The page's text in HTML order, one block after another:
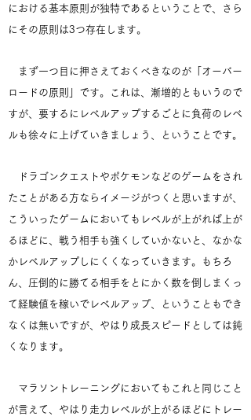
における基本原則が独特であるということで、さら
にその原則は3つ存在します。
まず一つ目に押さえておくべきなのが「オーバー
ロードの原則」です。これは、漸増的ともいうので
すが、要するにレベルアップするごとに負荷のレベ
ルも徐々に上げていきましょう、ということです。
ドラゴンクエストやポケモンなどのゲームをされ
たことがある方ならイメージがつくと思いますが、
こういったゲームにおいてもレベルが上がれば上が
るほどに、戦う相手も強くしていかないと、なかな
かレベルアップしにくくなっていきます。もちろ
ん、圧倒的に勝てる相手をとにかく数を倒しまくっ
て経験値を稼いでレベルアップ、ということもでき
なくは無いですが、やはり成長スピードとしては鈍
くなります。
マラソントレーニングにおいてもこれと同じこと
が言えて、やはり走力レベルが上がるほどにトレー